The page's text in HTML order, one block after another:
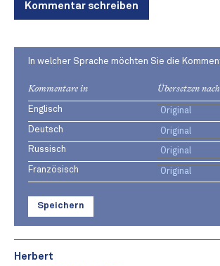
Kommentar schreiben
In welcher Sprache möchten Sie die
Kommentare in Übersetzen nach
Englisch
Deutsch
Russisch
Französisch
Speichern
Herbert